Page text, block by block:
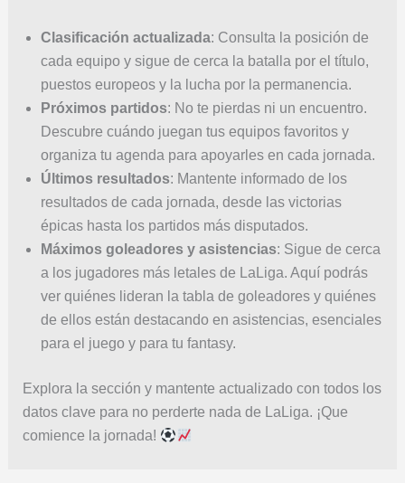
Clasificación actualizada: Consulta la posición de
cada equipo y sigue de cerca la batalla por el título,
puestos europeos y la lucha por la permanencia.
Próximos partidos: No te pierdas ni un encuentro.
Descubre cuándo juegan tus equipos favoritos y
organiza tu agenda para apoyarles en cada jornada.
Últimos resultados: Mantente informado de los
resultados de cada jornada, desde las victorias
épicas hasta los partidos más disputados.
Máximos goleadores y asistencias: Sigue de cerca
a los jugadores más letales de LaLiga. Aquí podrás
ver quiénes lideran la tabla de goleadores y quiénes
de ellos están destacando en asistencias, esenciales
para el juego y para tu fantasy.
Explora la sección y mantente actualizado con todos los
datos clave para no perderte nada de LaLiga. ¡Que
comience la jornada!